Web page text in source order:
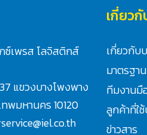
ซ์เพรส โลจิสติกส์
แขวงบางโพงพาง
ทพมหานคร 10120
เกี่ยวกั
เกี่ยวกับ
มาตรฐ
ทีมงานมื
ลูกค้าที่ใ
ข่าวสาร